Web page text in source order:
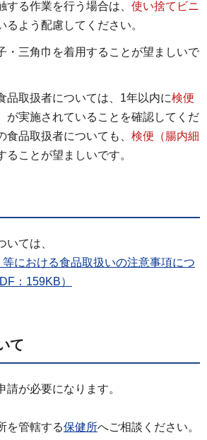
する作業を行う場合は、 使い捨てビニ
るよう配慮してください。
・三角巾を着用することが望ましいで
品取扱者については、1年以内に検便
が実施されていることを確認してくだ
食品取扱者についても、 検便（腸内細
ることが望ましいです。
いては、
等における食品取扱いの注意事項につ
：159KB）
て
請が必要になります。
を管轄する保健所へご相談ください。